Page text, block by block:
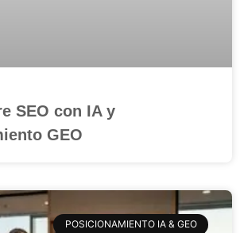
SEO con IA y
GEO
POSICIONAMIENTO IA & GEO